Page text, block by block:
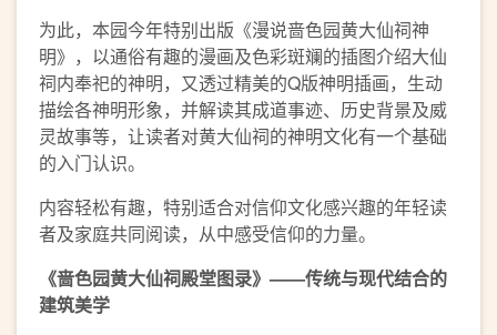
为此，本园今年特别出版《漫说啬色园黄大仙祠神
明》，以通俗有趣的漫画及色彩斑斓的插图介绍大仙
祠内奉祀的神明，又透过精美的Q版神明插画，生动
描绘各神明形象，并解读其成道事迹、历史背景及威
灵故事等，让读者对黄大仙祠的神明文化有一个基础
的入门认识。
内容轻松有趣，特别适合对信仰文化感兴趣的年轻读
者及家庭共同阅读，从中感受信仰的力量。
《啬色园黄大仙祠殿堂图录》——传统与现代结合的
建筑美学